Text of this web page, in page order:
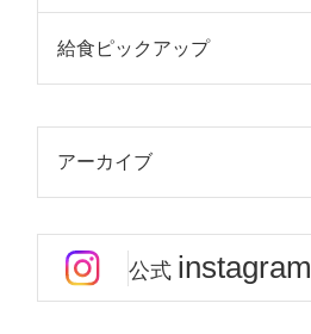
給食ピックアップ
アーカイブ
公式 instagram